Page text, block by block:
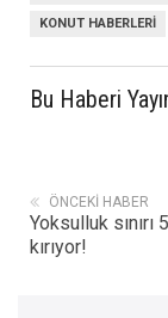
KONUT HABERLERI
Bu Haberi
ÖNCEKI HABER
Yoksulluk
kırıyor!